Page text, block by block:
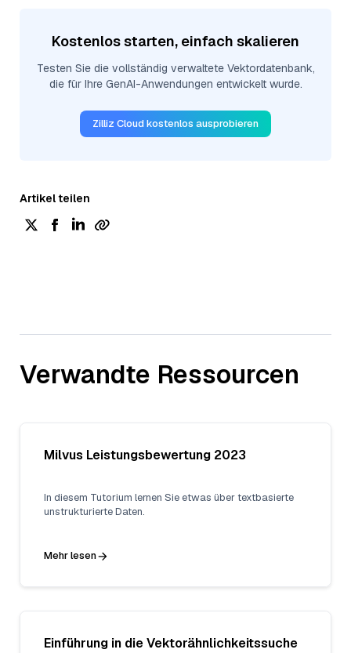
Kostenlos starten, einfach skalieren
Testen Sie die vollständig verwaltete Vektordatenbank,
die für Ihre GenAI-Anwendungen entwickelt wurde.
Zilliz Cloud kostenlos ausprobieren
Artikel teilen
Verwandte Ressourcen
Milvus Leistungsbewertung 2023
In diesem Tutorium lernen Sie etwas über textbasierte
unstrukturierte Daten.
Mehr lesen
Einführung in die Vektorähnlichkeitssuche